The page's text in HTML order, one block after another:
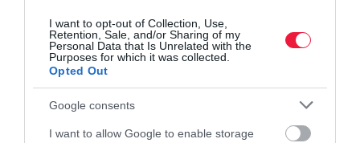
I want to opt-out of Collection, Use,
Retention, Sale, and/or Sharing of my
Personal Data that Is Unrelated with the
Purposes for which it was collected.
Opted Out
Google consents
I want to allow Google to enable storage